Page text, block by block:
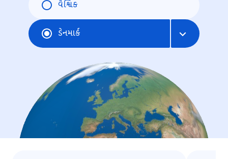
વૈશ્વિક
ડેનમાર્ક